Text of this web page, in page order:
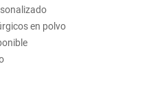
en polvo